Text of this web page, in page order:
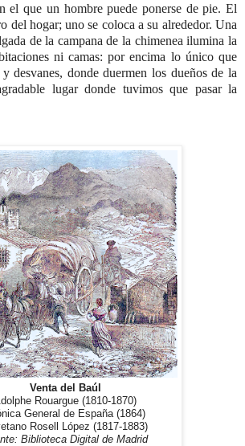
el que un hombre puede ponerse de pie. El
del hogar; uno se coloca a su alrededor. Una
de la campana de la chimenea ilumina la
ni camas: por encima lo único que
desvanes, donde duermen los dueños de la
lugar donde tuvimos que pasar la
Venta del Baúl
Rouargue (1810-1870)
General de España (1864)
Rosell López (1817-1883)
Biblioteca Digital de Madrid